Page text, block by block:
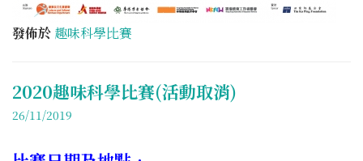
發佈於 趣味科學比賽
2020趣味科學比賽(活動取消)
26/11/2019